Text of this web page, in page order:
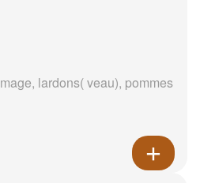
lardons( veau), pommes